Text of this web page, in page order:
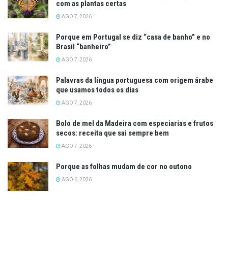
com as plantas certas
AGO 7, 2026
Porque em Portugal se diz “casa de banho” e no
Brasil “banheiro”
AGO 7, 2026
Palavras da língua portuguesa com origem árabe
que usamos todos os dias
AGO 7, 2026
Bolo de mel da Madeira com especiarias e frutos
secos: receita que sai sempre bem
AGO 7, 2026
Porque as folhas mudam de cor no outono
AGO 6, 2026